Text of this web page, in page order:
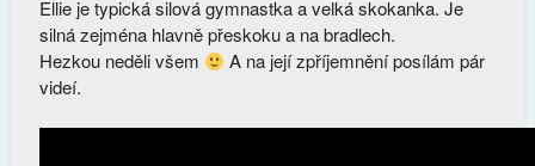
Ellie je typická silová gymnastka a velká skokanka. Je
silná zejména hlavně přeskoku a na bradlech.
Hezkou neděli všem
A na její zpříjemnění posílám pár
videí.